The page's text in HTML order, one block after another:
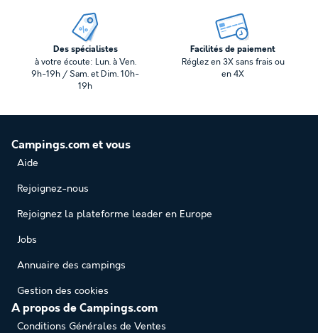
Des spécialistes
à votre écoute: Lun. à Ven.
9h-19h / Sam. et Dim. 10h-
19h
Facilités de paiement
Réglez en 3X sans frais ou
en 4X
Campings.com et vous
Aide
Rejoignez-nous
Rejoignez la plateforme leader en Europe
Jobs
Annuaire des campings
Gestion des cookies
A propos de Campings.com
Conditions Générales de Ventes